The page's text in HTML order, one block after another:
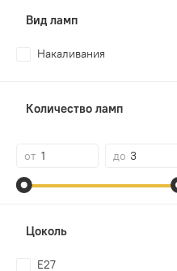
Вид ламп
Накаливания
Количество ламп
от до
Цоколь
E27